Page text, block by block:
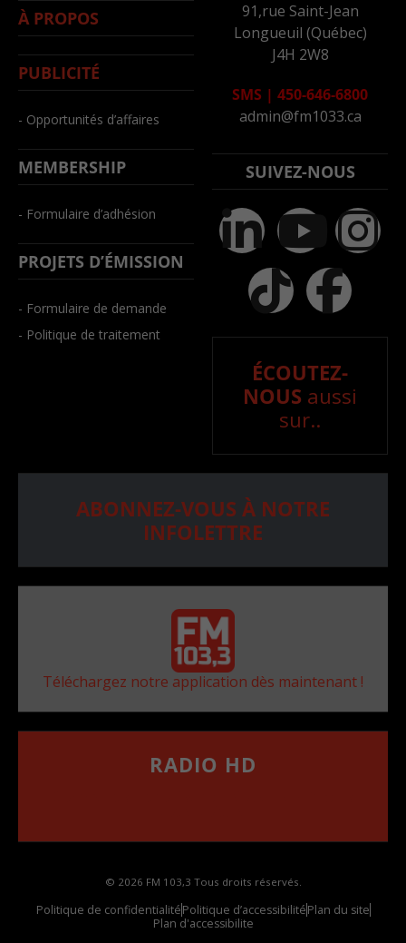
À PROPOS
PUBLICITÉ
- Opportunités d’affaires
MEMBERSHIP
- Formulaire d’adhésion
PROJETS D’ÉMISSION
- Formulaire de demande
- Politique de traitement
91,rue Saint-Jean
Longueuil (Québec)
J4H 2W8
SMS | 450-646-6800
admin@fm1033.ca
SUIVEZ-NOUS
ÉCOUTEZ-
NOUS aussi
sur..
ABONNEZ-VOUS À NOTRE
INFOLETTRE
Téléchargez notre application dès maintenant !
RADIO HD
© 2026 FM 103,3 Tous droits réservés.
Politique de confidentialitéPolitique d’accessibilitéPlan du site
Plan d'accessibilite